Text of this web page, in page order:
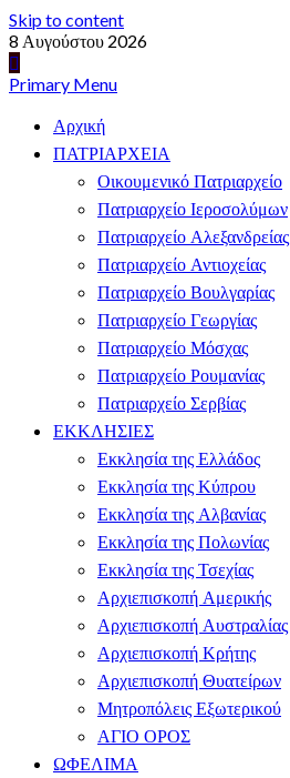
Skip to content
8 Αυγούστου 2026
Primary Menu
Αρχική
ΠΑΤΡΙΑΡΧΕΙΑ
Οικουμενικό Πατριαρχείο
Πατριαρχείο Ιεροσολύμων
Πατριαρχείο Αλεξανδρείας
Πατριαρχείο Αντιοχείας
Πατριαρχείο Βουλγαρίας
Πατριαρχείο Γεωργίας
Πατριαρχείο Μόσχας
Πατριαρχείο Ρουμανίας
Πατριαρχείο Σερβίας
ΕΚΚΛΗΣΙΕΣ
Εκκλησία της Ελλάδος
Εκκλησία της Κύπρου
Εκκλησία της Αλβανίας
Εκκλησία της Πολωνίας
Εκκλησία της Τσεχίας
Αρχιεπισκοπή Αμερικής
Αρχιεπισκοπή Αυστραλίας
Αρχιεπισκοπή Κρήτης
Αρχιεπισκοπή Θυατείρων
Μητροπόλεις Εξωτερικού
ΑΓΙΟ ΟΡΟΣ
ΩΦΕΛΙΜΑ